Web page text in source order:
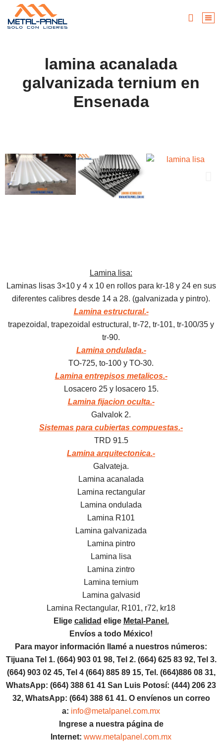
lamina acanalada
galvanizada ternium en
Ensenada
Lamina lisa:
Laminas lisas 3×10 y 4 x 10 en rollos para kr-18 y 24 en sus
diferentes calibres desde 14 a 28. (galvanizada y pintro).
Lamina estructural.-
trapezoidal, trapezoidal estructural, tr-72, tr-101, tr-100/35 y
tr-90.
Lamina ondulada.-
TO-725, to-100 y TO-30.
Lamina entrepisos metalicos.-
Losacero 25 y losacero 15.
Lamina fijacion oculta.-
Galvalok 2.
Sistemas para cubiertas compuestas.-
TRD 91.5
Lamina arquitectonica.-
Galvateja.
Lamina acanalada
Lamina rectangular
Lamina ondulada
Lamina R101
Lamina galvanizada
Lamina pintro
Lamina lisa
Lamina zintro
Lamina ternium
Lamina galvasid
Lamina Rectangular, R101, r72, kr18
Elige calidad elige Metal-Panel.
Envíos a todo México!
Para mayor información llamé a nuestros números:
Tijuana Tel 1. (664) 903 01 98, Tel 2. (664) 625 83 92, Tel 3.
(664) 903 02 45, Tel 4 (664) 885 89 15, Tel. (664)886 08 31,
WhatsApp: (664) 388 61 41 San Luis Potosí: (444) 206 23
32, WhatsApp: (664) 388 61 41. O envíenos un correo
a: info@metalpanel.com.mx
Ingrese a nuestra página de
Internet: www.metalpanel.com.mx